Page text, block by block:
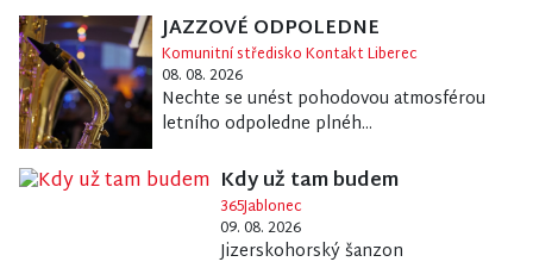
JAZZOVÉ ODPOLEDNE
Komunitní středisko Kontakt Liberec
08. 08. 2026
Nechte se unést pohodovou atmosférou
letního odpoledne plnéh...
Kdy už tam budem
365Jablonec
09. 08. 2026
Jizerskohorský šanzon